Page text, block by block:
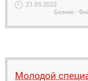
21.05.2022
Бизнес -
Молодой